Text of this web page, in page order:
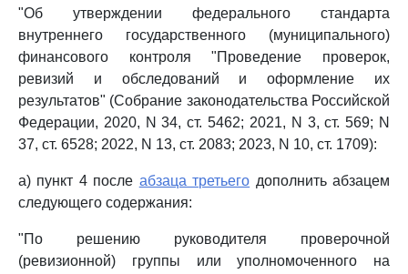
"Об утверждении федерального стандарта
внутреннего государственного (муниципального)
финансового контроля "Проведение проверок,
ревизий и обследований и оформление их
результатов" (Собрание законодательства Российской
Федерации, 2020, N 34, ст. 5462; 2021, N 3, ст. 569; N
37, ст. 6528; 2022, N 13, ст. 2083; 2023, N 10, ст. 1709):
а) пункт 4 после абзаца третьего дополнить абзацем
следующего содержания:
"По решению руководителя проверочной
(ревизионной) группы или уполномоченного на